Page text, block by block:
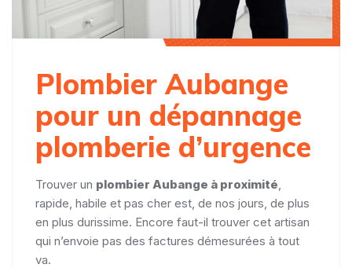
Plombier Aubange
pour un dépannage
plomberie d’urgence
Trouver un plombier Aubange à proximité
rapide, habile et pas cher est, de nos jours, de plus
en plus durissime. Encore faut-il trouver cet artisan
qui n’envoie pas des factures démesurées à tout
va.